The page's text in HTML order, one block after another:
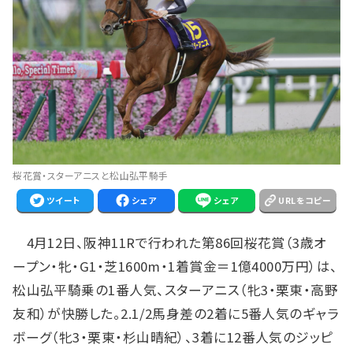
桜花賞・スターアニスと松山弘平騎手
ツイート シェア シェア URLをコピー
4月12日、阪神11Rで行われた第86回桜花賞（3歳オ
ープン・牝・G1・芝1600m・1着賞金＝1億4000万円）は、
松山弘平騎乗の1番人気、スターアニス（牝3・栗東・高野
友和）が快勝した。2.1/2馬身差の2着に5番人気のギャラ
ボーグ（牝3・栗東・杉山晴紀）、3着に12番人気のジッピ